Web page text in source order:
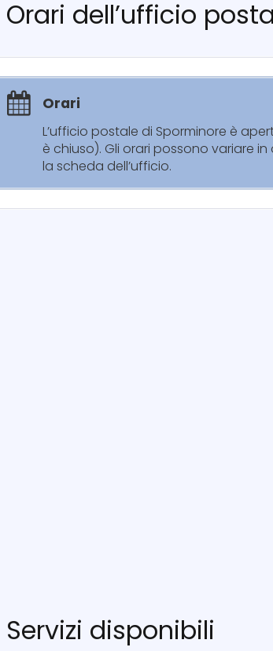
Orari dell’ufficio
Orari
L’ufficio postale di Sporminore è
è chiuso). Gli orari possono variare
la scheda dell’ufficio.
Servizi disponibili